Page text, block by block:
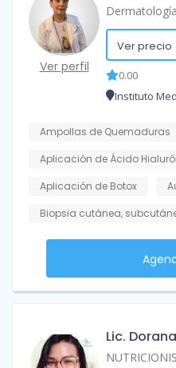
Ver perfil
Dermatología
Ver precio
0.00
Instituto
Ampollas de Quemaduras
Aplicación de Ácido
Aplicación de Botox
Biopsia cutánea,
Lic.